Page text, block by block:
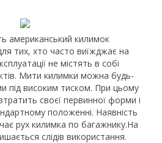
американський килимок
тих, хто часто виїжджає на
не містять в собі
Мити килимки можна будь-
під високим тиском. При цьому
своєї первинної форми і
положенні. Наявність
рух килимка по багажнику.На
слідів використання.